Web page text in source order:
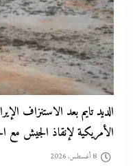
وزير الخارجية التركى
الطريق..هل تتحول”اتفاقية
8 أغسطس، 2026